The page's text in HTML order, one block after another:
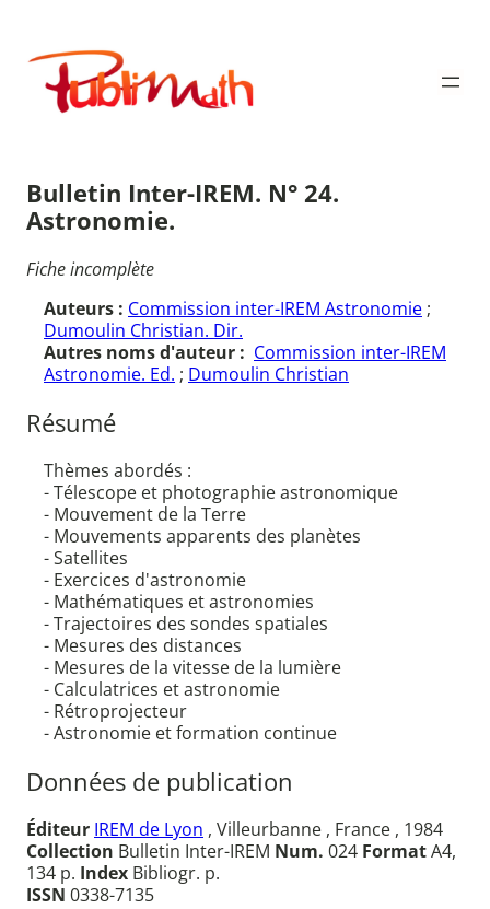
contenu
Publimath
Bulletin Inter-IREM. N° 24.
Astronomie.
Fiche incomplète
Auteurs : Commission inter-IREM Astronomie ;
Dumoulin Christian. Dir.
Autres noms d'auteur : Commission inter-IREM
Astronomie. Ed. ; Dumoulin Christian
Résumé
Thèmes abordés :
- Télescope et photographie astronomique
- Mouvement de la Terre
- Mouvements apparents des planètes
- Satellites
- Exercices d'astronomie
- Mathématiques et astronomies
- Trajectoires des sondes spatiales
- Mesures des distances
- Mesures de la vitesse de la lumière
- Calculatrices et astronomie
- Rétroprojecteur
- Astronomie et formation continue
Données de publication
Éditeur IREM de Lyon , Villeurbanne , France , 1984
Collection Bulletin Inter-IREM Num. 024 FormatA4,
134 p. Index Bibliogr. p.
ISSN 0338-7135